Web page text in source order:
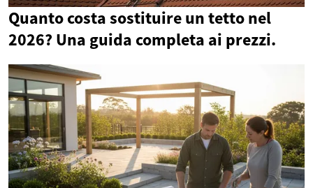
Quanto costa sostituire un tetto nel
2026? Una guida completa ai prezzi.